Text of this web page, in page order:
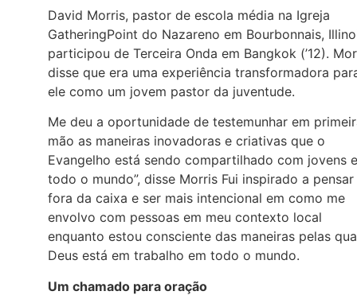
David Morris, pastor de escola média na Igreja
GatheringPoint do Nazareno em Bourbonnais,
participou de Terceira Onda em Bangkok (’12).
disse que era uma experiência transformadora
ele como um jovem pastor da juventude.
Me deu a oportunidade de testemunhar em
mão as maneiras inovadoras e criativas que o
Evangelho está sendo compartilhado com jovens
todo o mundo”, disse Morris Fui inspirado a pensar
fora da caixa e ser mais intencional em como me
envolvo com pessoas em meu contexto local
enquanto estou consciente das maneiras pelas
Deus está em trabalho em todo o mundo.
Um chamado para oração